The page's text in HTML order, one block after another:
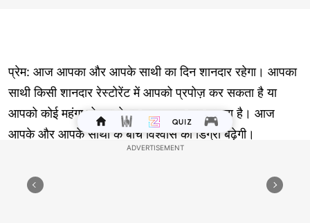
प्रेम: आज आपका और आपके साथी का दिन शानदार रहेगा। आपका
साथी किसी शानदार रेस्टोरेंट में आपको प्रपोज़ कर सकता है या
आपको कोई महंगा तोहफ़ा देकर सरप्राइज़ कर सकता है। आज
आपके और आपके साथी के बीच विश्वास की डिग्री बढ़ेगी।
व्यवसाय: अगर आप आज अप्रत्याशित स्रोतों से आय अर्जित कर
पाते हैं तो यह एक अच्छा संकेत है। आपकी वित्तीय स्थिति स्थिर